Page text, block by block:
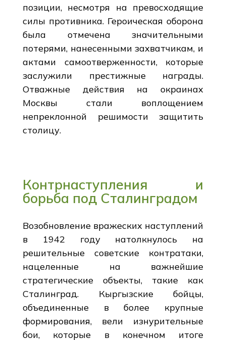
позиции, несмотря на превосходящие
силы противника. Героическая оборона
была отмечена значительными
потерями, нанесенными захватчикам, и
актами самоотверженности, которые
заслужили престижные награды.
Отважные действия на окраинах
Москвы стали воплощением
непреклонной решимости защитить
столицу.
Контрнаступления и
борьба под Сталинградом
Возобновление вражеских наступлений
в 1942 году натолкнулось на
решительные советские контратаки,
нацеленные на важнейшие
стратегические объекты, такие как
Сталинград. Кыргызские бойцы,
объединенные в более крупные
формирования, вели изнурительные
бои, которые в конечном итоге